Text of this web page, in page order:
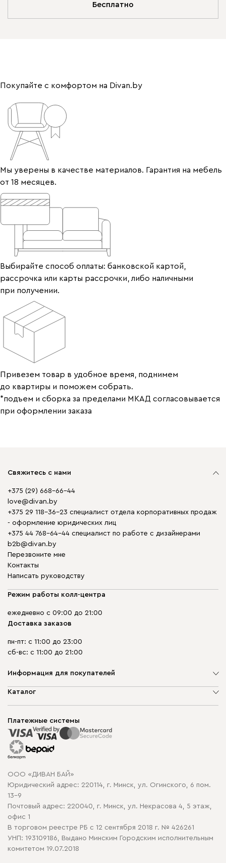
Бесплатно
Покупайте с комфортом на Divan.by
Мы уверены в качестве материалов. Гарантия на мебель
от 18 месяцев.
Выбирайте способ оплаты: банковской картой,
рассрочка или карты рассрочки, либо наличными
при получении.
Привезем товар в удобное время, поднимем
до квартиры и поможем собрать.
*подъем и сборка за пределами МКАД согласовывается
при оформлении заказа
Свяжитесь с нами
+375 (29) 668-66-44
love@divan.by
+375 29 118-36-23 специалист отдела корпоративных продаж
- оформление юридических лиц
+375 44 768-64-44 специалист по работе с дизайнерами
b2b@divan.by
Перезвоните мне
Контакты
Написать руководству
Режим работы колл-центра
ежедневно с 09:00 до 21:00
Доставка заказов
пн-пт: с 11:00 до 23:00
сб-вс: с 11:00 до 21:00
Информация для покупателей
О компании
Способы оплаты
Рассрочка и кредит
Гарантия
Карта сайта
Политика конфиденциальности
Политика в отношении обработки cookie
Каталог
Корпусная мебель
Распродажа мебели
Платежные системы
ООО «ДИВАН БАЙ»
Юридический адрес: 220114, г. Минск, ул. Огинского, 6 пом.
13-9
Почтовый адрес: 220040, г. Минск, ул. Некрасова 4, 5 этаж,
офис 1
В торговом реестре РБ с 12 сентября 2018 г. № 426261
УНП: 193109186, Выдано Минским Городским исполнительным
комитетом 19.07.2018